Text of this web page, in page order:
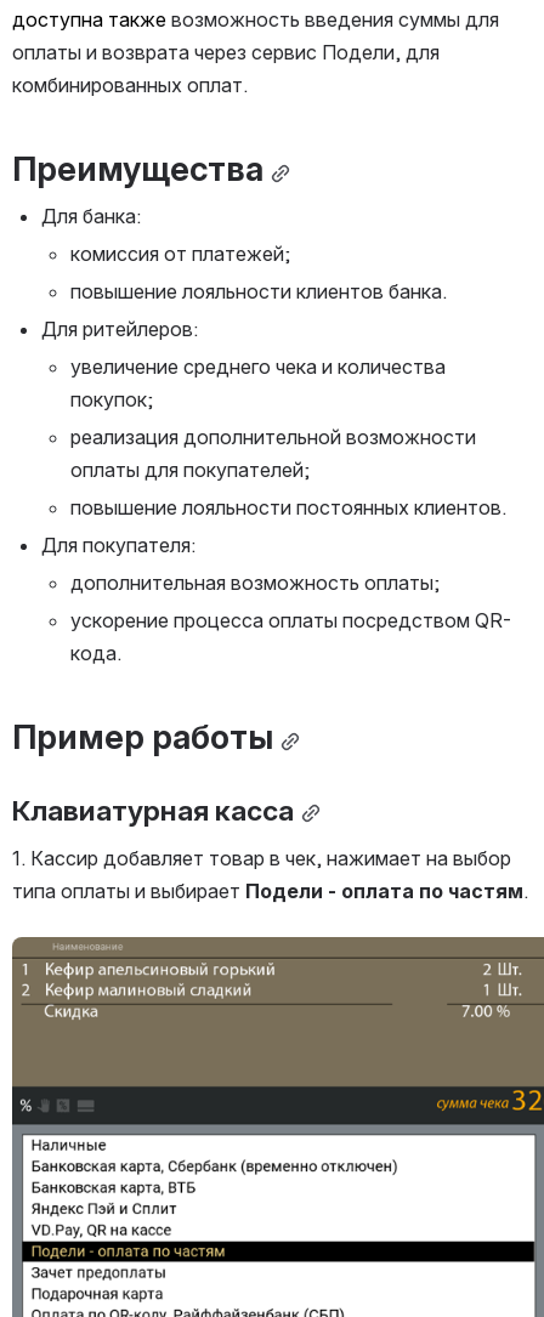
доступна также возможность введения суммы для
оплаты и возврата через сервис Подели, для
комбинированных оплат.
Преимущества
Для банка:
комиссия от платежей;
повышение лояльности клиентов банка.
Для ритейлеров:
увеличение среднего чека и количества
покупок;
реализация дополнительной возможности
оплаты для покупателей;
повышение лояльности постоянных клиентов.
Для покупателя:
дополнительная возможность оплаты;
ускорение процесса оплаты посредством QR-
кода.
Пример работы
Клавиатурная касса
1. Кассир добавляет товар в чек, нажимает на выбор
типа оплаты и выбирает Подели - оплата по частям.
Открыть файл «»